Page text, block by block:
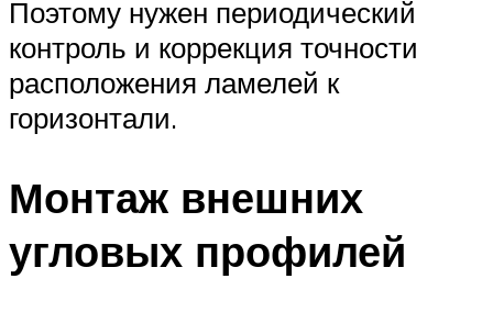
Поэтому нужен периодический
контроль и коррекция точности
расположения ламелей к
горизонтали.
Монтаж внешних
угловых профилей